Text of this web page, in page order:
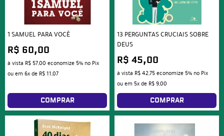
1 SAMUEL PARA VOCÊ
R$ 60,00
à vista R$ 57,00 economize 5% no Pix
ou em 6xde R$ 11,07
COMPRAR
13 PERGUNTAS CRUCIAIS SOBRE
DEUS
R$ 45,00
à vista R$ 42,75economize 5% no Pix
ou em 5xde R$ 9,00
COMPRAR